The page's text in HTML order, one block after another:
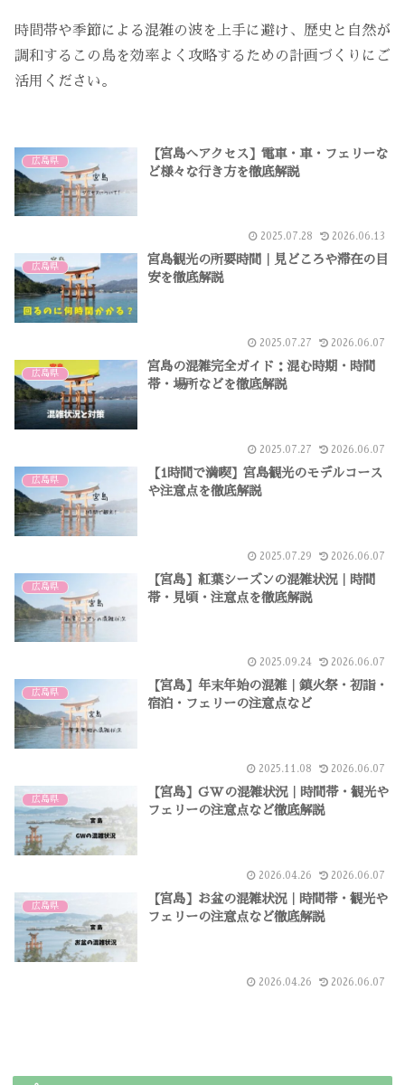
時間帯や季節による混雑の波を上手に避け、歴史と自然が
調和するこの島を効率よく攻略するための計画づくりにご
活用ください。
広島県
【宮島へアクセス】電車・車・フェリーな
ど様々な行き方を徹底解説
2025.07.28 2026.06.13
広島県
宮島観光の所要時間｜見どころや滞在の目
安を徹底解説
2025.07.27 2026.06.07
広島県
宮島の混雑完全ガイド：混む時期・時間
帯・場所などを徹底解説
2025.07.27 2026.06.07
広島県
【1時間で満喫】宮島観光のモデルコース
や注意点を徹底解説
2025.07.29 2026.06.07
広島県
【宮島】紅葉シーズンの混雑状況｜時間
帯・見頃・注意点を徹底解説
2025.09.24 2026.06.07
広島県
【宮島】年末年始の混雑｜鎮火祭・初詣・
宿泊・フェリーの注意点など
2025.11.08 2026.06.07
広島県
【宮島】GWの混雑状況｜時間帯・観光や
フェリーの注意点など徹底解説
2026.04.26 2026.06.07
広島県
【宮島】お盆の混雑状況｜時間帯・観光や
フェリーの注意点など徹底解説
2026.04.26 2026.06.07